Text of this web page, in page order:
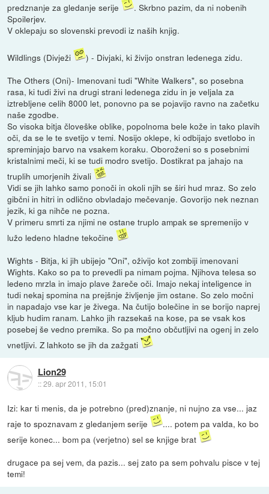
predznanje za gledanje serije
. Skrbno pazim, da ni nobenih
Spoilerjev.
V oklepaju so slovenski prevodi iz naših knjig.
Wildlings (Divježi
) - Divjaki, ki živijo onstran ledenega zidu.
The Others (Oni)- Imenovani tudi "White Walkers", so posebna
rasa, ki tudi živi na drugi strani ledenega zidu in je veljala za
iztrebljene celih 8000 let, ponovno pa se pojavijo ravno na začetku
naše zgodbe.
So visoka bitja človeške oblike, popolnoma bele kože in tako plavih
oči, da se le te svetijo v temi. Nosijo oklepe, ki odbijajo svetlobo in
spreminjajo barvo na vsakem koraku. Oboroženi so s posebnimi
kristalnimi meči, ki se tudi modro svetijo. Dostikrat pa jahajo na
truplih umorjenih živali
Vidi se jih lahko samo ponoči in okoli njih se širi hud mraz. So zelo
gibčni in hitri in odlično obvladajo mečevanje. Govorijo nek neznan
jezik, ki ga nihče ne pozna.
V primeru smrti za njimi ne ostane truplo ampak se spremenijo v
lužo ledeno hladne tekočine
Wights - Bitja, ki jih ubijejo "Oni", oživijo kot zombiji imenovani
Wights. Kako so pa to prevedli pa nimam pojma. Njihova telesa so
ledeno mrzla in imajo plave žareče oči. Imajo nekaj inteligence in
tudi nekaj spomina na prejšnje življenje jim ostane. So zelo močni
in napadajo vse kar je živega. Na čutijo bolečine in se borijo naprej
kljub hudim ranam. Lahko jih razsekaš na kose, pa se vsak kos
posebej še vedno premika. So pa močno občutljivi na ogenj in zelo
vnetljivi. Z lahkoto se jih da zažgati
Lion29
::29. apr 2011, 15:01
Izi: kar ti menis, da je potrebno (pred)znanje, ni nujno za vse... jaz
raje to spoznavam z gledanjem serije
.... potem pa valda, ko bo
serije konec... bom pa (verjetno) sel se knjige brat
drugace pa sej vem, da pazis... sej zato pa sem pohvalu pisce v tej
temi!